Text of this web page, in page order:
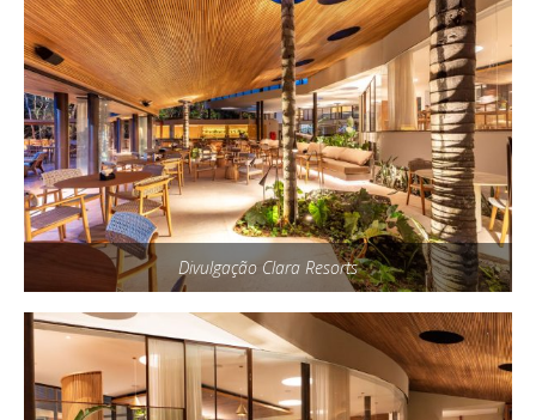
Divulgação Clara Resorts